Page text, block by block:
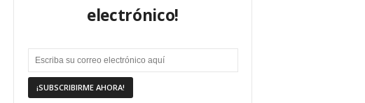
electrónico!